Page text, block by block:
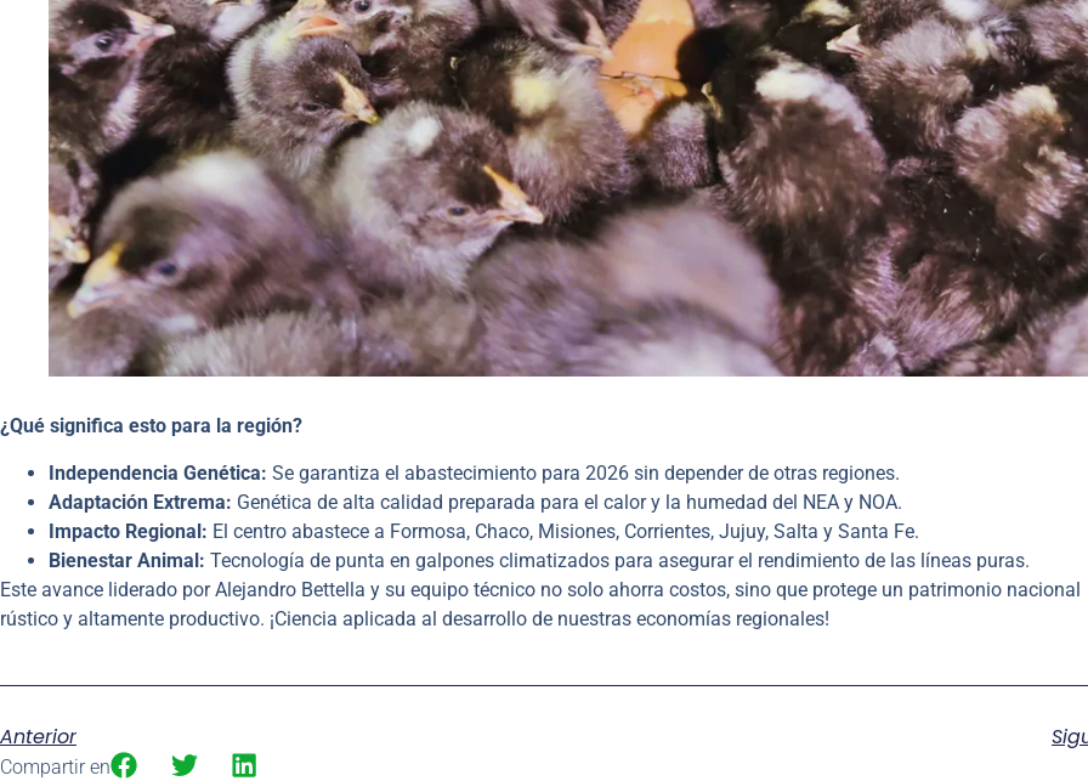
¿Qué significa esto para la región?
Independencia Genética: Se garantiza el abastecimiento para 2026 sin depender de otras regiones.
Adaptación Extrema: Genética de alta calidad preparada para el calor y la humedad del NEA y NOA.
Impacto Regional: El centro abastece a Formosa, Chaco, Misiones, Corrientes, Jujuy, Salta y Santa Fe.
Bienestar Animal: Tecnología de punta en galpones climatizados para asegurar el rendimiento de las líneas puras.
Este avance liderado por Alejandro Bettella y su equipo técnico no solo ahorra costos, sino que protege un patrimonio nacional
rústico y altamente productivo. ¡Ciencia aplicada al desarrollo de nuestras economías regionales!
Anterior
Compartir en